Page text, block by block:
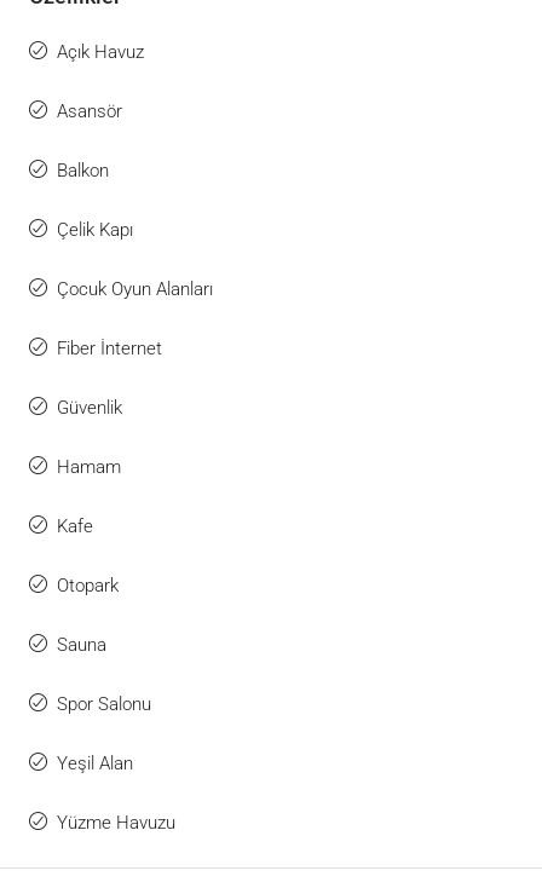
Açık Havuz
Asansör
Balkon
Çelik Kapı
Çocuk Oyun Alanları
Fiber İnternet
Güvenlik
Hamam
Kafe
Otopark
Sauna
Spor Salonu
Yeşil Alan
Yüzme Havuzu